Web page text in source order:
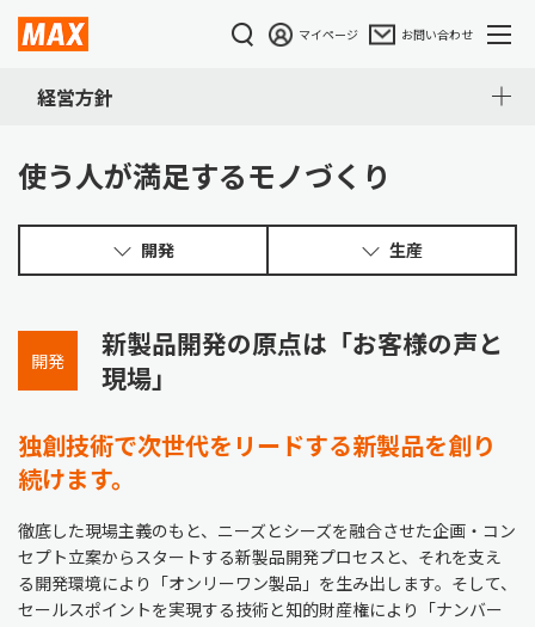
マイページ お問い合わせ
経営方針
使う人が満足するモノづくり
開発 生産
開発
新製品開発の原点は「お客様の声と
現場」
独創技術で次世代をリードする新製品を創り
続けます。
徹底した現場主義のもと、ニーズとシーズを融合させた企画・コン
セプト立案からスタートする新製品開発プロセスと、それを支え
る開発環境により「オンリーワン製品」を生み出します。そして、
セールスポイントを実現する技術と知的財産権により「ナンバー